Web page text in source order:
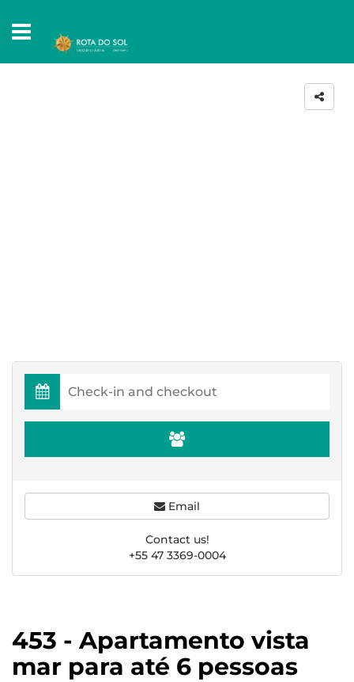
453 - Apartamento vista
mar para até 6 pessoas
Email
Contact us!
+55 47 3369-0004